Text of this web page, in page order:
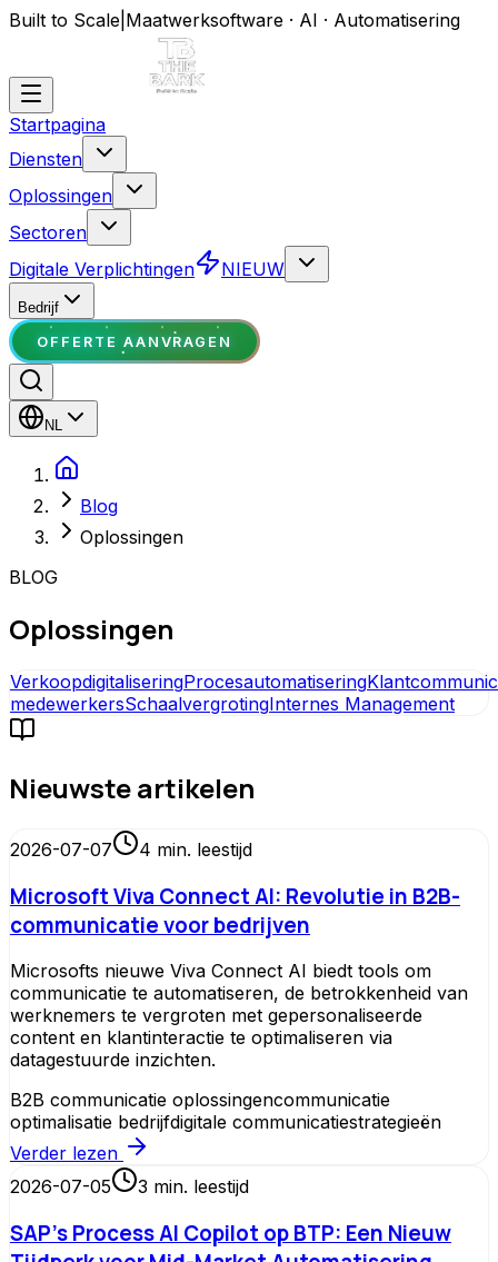
Built to Scale Maatwerksoftware · AI · Automatisering
Startpagina
Diensten
Oplossingen
Sectoren
Digitale Verplichtingen
NIEUW
Bedrijf
OFFERTE AANVRAGEN
NL
Blog
Oplossingen
BLOG
Oplossingen
VerkoopdigitaliseringProcesautomatisering
medewerkersSchaalvergrotingInternes Management
Nieuwste artikelen
2026-07-07 4 min. leestijd
Microsoft Viva Connect AI: Revolutie in B2B-
communicatie voor bedrijven
Microsofts nieuwe Viva Connect AI biedt tools om
communicatie te automatiseren, de betrokkenheid van
werknemers te vergroten met gepersonaliseerde
content en klantinteractie te optimaliseren via
datagestuurde inzichten.
B2B communicatie oplossingencommunicatie
optimalisatie bedrijfdigitale communicatiestrategieën
Verder lezen
2026-07-05
3 min. leestijd
SAP's Process AI Copilot op BTP: Een Nieuw